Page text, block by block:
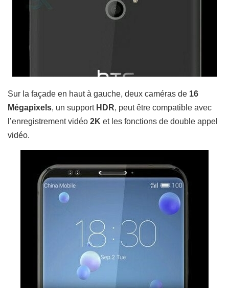
Sur la façade en hautà gauche, deux caméras de 16
Mégapixels, un supportHDR, peut être compatible avec
l’enregistrement vidéo 2K et les fonctions de double appel
vidéo.